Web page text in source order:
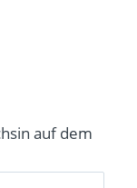
auf dem